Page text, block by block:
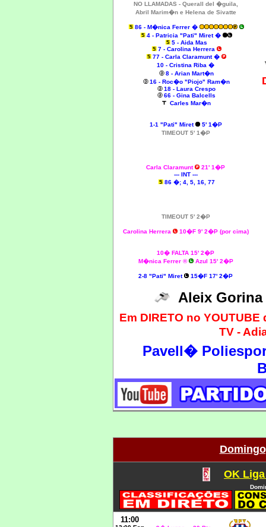
NO LLAMADAS - Querall del �guila,
Abril Marim�n e Helena de Sivatte
86 - M�nica Ferrer �
4 - Patricia "Pati" Miret�
5 - Aida Mas
7 - Carolina Herrera
77 - Carla Claramunt �
10 - Cristina Riba �
8 - Arian Mart�n
16 - Roc�o "Piojo" Ram�n
18 - Laura Crespo
66 - Gina Balcells
Carles Mar�n
1-1 "Pati" Miret
5' 1�P
TIMEOUT 5' 1�P
Carla Claramunt
21' 1�P
--- INT ---
86 �; 4, 5, 16, 77
TIMEOUT 5' 2�P
Carolina Herrera 10�F 9' 2�P (por cima)
10� FALTA 15' 2�P
M�nica Ferrer ®
Azul 15' 2�P
2-8 "Pati" Miret 15�F 17' 2�P
Aleix
Em DIRETO no
TV -
Pavell�
OK
11:00